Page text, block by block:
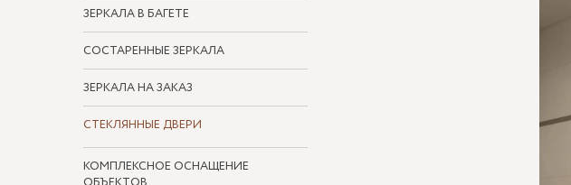
ЗЕРКАЛА В БАГЕТЕ
СОСТАРЕННЫЕ ЗЕРКАЛА
ЗЕРКАЛА НА ЗАКАЗ
СТЕКЛЯННЫЕ ДВЕРИ
КОМПЛЕКСНОЕ ОСНАЩЕНИЕ